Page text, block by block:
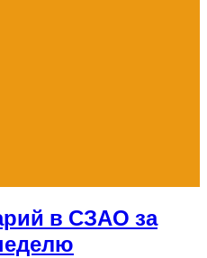
в СЗАО за